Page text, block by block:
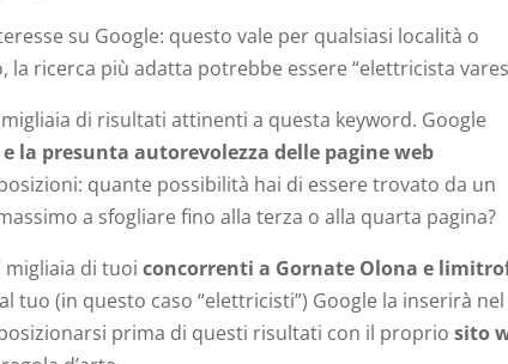
su Google: questo vale per qualsiasi località o
la ricerca più adatta potrebbe essere “elettricista
di risultati attinenti a questa keyword. Google
e la presunta autorevolezza delle pagine web
quante possibilità hai di essere trovato da un
a sfogliare fino alla terza o alla quarta pagina?
migliaia di tuoiconcorrenti a Gornate Olona e
tuo (in questo caso “elettricisti”) Google la inserirà nel
prima di questi risultati con il propriosito